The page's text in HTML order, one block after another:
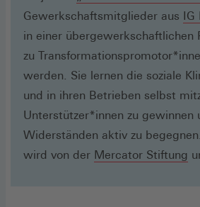
Gewerkschaftsmitglieder aus IG
in einer übergewerkschaftlichen
zu
werden. Sie lernen die soziale
und in ihren Betrieben selbst
Unterstützer*innen zu gewinnen
Widerständen aktiv zu
wird von der Mercator Stiftung